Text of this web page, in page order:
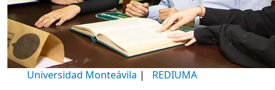
Universidad Monteávila | REDIUMA